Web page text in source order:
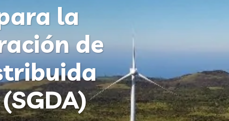
la
de